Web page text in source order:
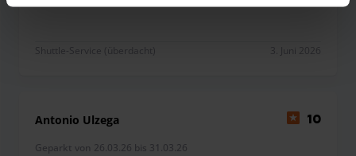
Shuttle-Service (überdacht) 3. Juni 2026
Antonio Ulzega 10
Geparkt von 26.03.26 bis 31.03.26